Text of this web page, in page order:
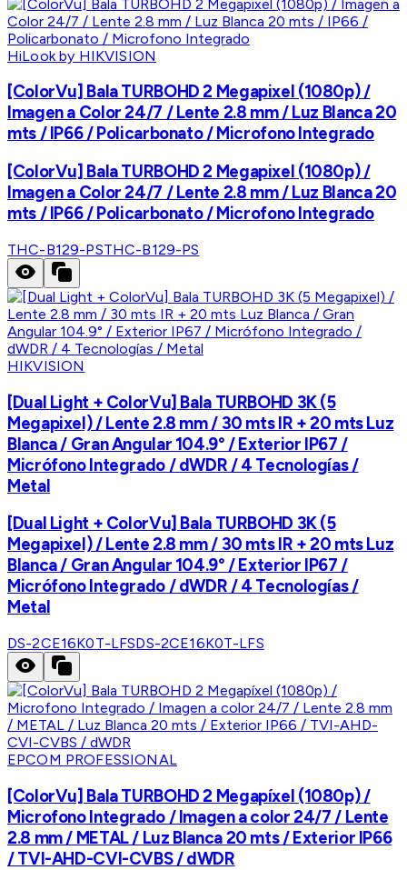
HiLook by HIKVISION
[ColorVu] Bala TURBOHD 2 Megapixel (1080p) /
Imagen a Color 24/7 / Lente 2.8 mm / Luz Blanca 20
mts / IP66 / Policarbonato / Microfono Integrado
[ColorVu] Bala TURBOHD 2 Megapixel (1080p) /
Imagen a Color 24/7 / Lente 2.8 mm / Luz Blanca 20
mts / IP66 / Policarbonato / Microfono Integrado
THC-B129-PSTHC-B129-PS
HIKVISION
[Dual Light + ColorVu] Bala TURBOHD 3K (5
Megapixel) / Lente 2.8 mm / 30 mts IR + 20 mts Luz
Blanca / Gran Angular 104.9° / Exterior IP67 /
Micrófono Integrado / dWDR / 4 Tecnologías /
Metal
[Dual Light + ColorVu] Bala TURBOHD 3K (5
Megapixel) / Lente 2.8 mm / 30 mts IR + 20 mts Luz
Blanca / Gran Angular 104.9° / Exterior IP67 /
Micrófono Integrado / dWDR / 4 Tecnologías /
Metal
DS-2CE16K0T-LFSDS-2CE16K0T-LFS
EPCOM PROFESSIONAL
[ColorVu] Bala TURBOHD 2 Megapíxel (1080p) /
Microfono Integrado / Imagen a color 24/7 / Lente
2.8 mm / METAL / Luz Blanca 20 mts / Exterior IP66
/ TVI-AHD-CVI-CVBS / dWDR